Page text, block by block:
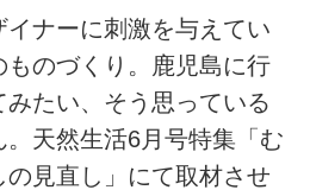
ナーに刺激を与えてい
ものづくり。鹿児島に行
たい、そう思っている
。天然生活6月号特集「む
見直し」にて取材させ